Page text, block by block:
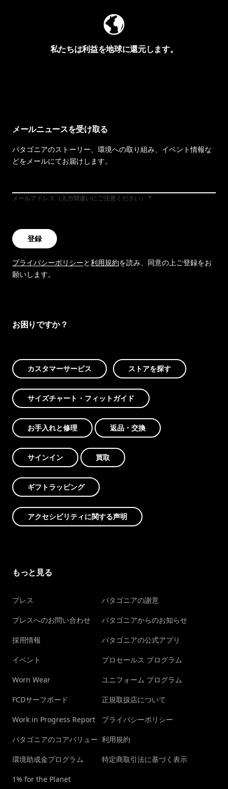
私たちは利益を地球に還元します。
メールニュースを受け取る
パタゴニアのストーリー、環境への取り組み、イベント情報な
どをメールにてお届けします。
メールアドレス（入力間違いにご注意ください）
登録
プライバシーポリシーと利用規約を読み、同意の上ご登録をお
願いします。
お困りですか？
カスタマーサービス ストアを探す
サイズチャート・フィットガイド
お手入れと修理 返品・交換
サインイン 買取
ギフトラッピング
アクセシビリティに関する声明
もっと見る
プレス
プレスへのお問い合わせ
採用情報
イベント
Worn Wear
FCDサーフボード
Work in Progress Report
パタゴニアのコアバリュー
環境助成金プログラム
1% for the Planet
パタゴニアの謝意
パタゴニアからのお知らせ
パタゴニアの公式アプリ
プロセールス プログラム
ユニフォーム プログラム
正規取扱店について
プライバシーポリシー
利用規約
特定商取引法に基づく表示